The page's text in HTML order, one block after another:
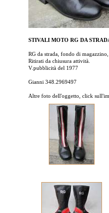
STIVALI MOTO RG DA
RG da strada, fondo di
Ritirati da chiusura attività.
V.pubblicità del 1977
Gianni 348.2969497
Altre foto dell'oggetto, click